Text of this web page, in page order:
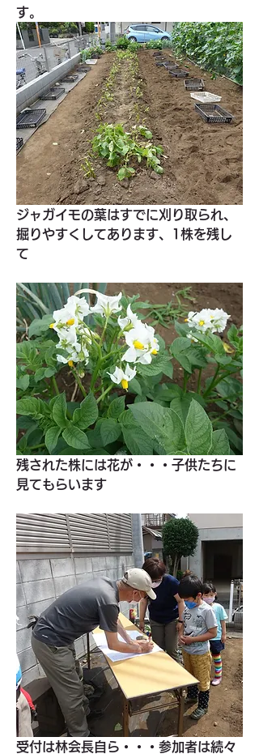
す。
ジャガイモの葉はすでに刈り取られ、
掘りやすくしてあります、1株を残し
て
残された株には花が・・・子供たちに
見てもらいます
受付は林会長自ら・・・参加者は続々